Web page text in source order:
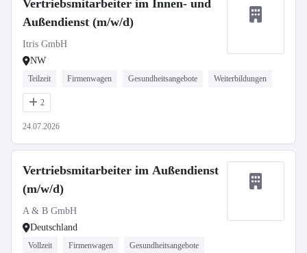
Vertriebsmitarbeiter im Innen- und
Außendienst (m/w/d)
Itris GmbH
NW
Teilzeit Firmenwagen Gesundheitsangebote Weiterbildungen
2
24.07.2026
Vertriebsmitarbeiter im Außendienst
(m/w/d)
A & B GmbH
Deutschland
Vollzeit Firmenwagen Gesundheitsangebote